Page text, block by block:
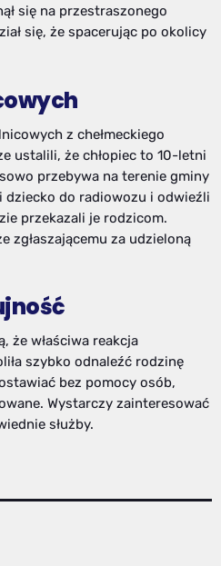
się na przestraszonego
się, że spacerując po okolicy
z chełmeckiego
ustalili, że chłopiec to 10-letni
przebywa na terenie gminy
dziecko do radiowozu i odwieźli
przekazali je rodzicom.
zgłaszającemu za udzieloną
że właściwa reakcja
szybko odnaleźć rodzinę
bez pomocy osób,
Wystarczy zainteresować
służby.